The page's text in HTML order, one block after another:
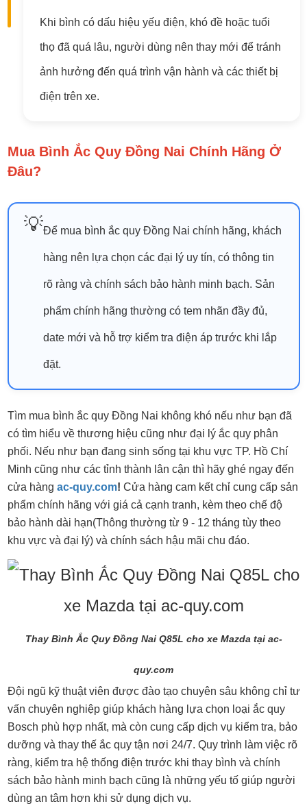
Khi bình có dấu hiệu yếu điện, khó đề hoặc tuổi
thọ đã quá lâu, người dùng nên thay mới để tránh
ảnh hưởng đến quá trình vận hành và các thiết bị
điện trên xe.
Mua Bình Ắc Quy Đồng Nai Chính Hãng Ở
Đâu?
💡Để mua bình ắc quy Đồng Nai chính hãng, khách
hàng nên lựa chọn các đại lý uy tín, có thông tin
rõ ràng và chính sách bảo hành minh bạch. Sản
phẩm chính hãng thường có tem nhãn đầy đủ,
date mới và hỗ trợ kiểm tra điện áp trước khi lắp
đặt.
Tìm mua bình ắc quy Đồng Nai không khó nếu như bạn đã
có tìm hiểu về thương hiệu cũng như đại lý ắc quy phân
phối. Nếu như bạn đang sinh sống tại khu vực TP. Hồ Chí
Minh cũng như các tỉnh thành lân cận thì hãy ghé ngay đến
cửa hàng ac-quy.com! Cửa hàng cam kết chỉ cung cấp sản
phẩm chính hãng với giá cả cạnh tranh, kèm theo chế độ
bảo hành dài hạn(Thông thường từ 9 - 12 tháng tùy theo
khu vực và đại lý) và chính sách hậu mãi chu đáo.
Thay Bình Ắc Quy Đồng Nai Q85L cho xe Mazda tại ac-
quy.com
Đội ngũ kỹ thuật viên được đào tạo chuyên sâu không chỉ tư
vấn chuyên nghiệp giúp khách hàng lựa chọn loại ắc quy
Bosch phù hợp nhất, mà còn cung cấp dịch vụ kiểm tra, bảo
dưỡng và thay thế ắc quy tận nơi 24/7. Quy trình làm việc rõ
ràng, kiểm tra hệ thống điện trước khi thay bình và chính
sách bảo hành minh bạch cũng là những yếu tố giúp người
dùng an tâm hơn khi sử dụng dịch vụ.